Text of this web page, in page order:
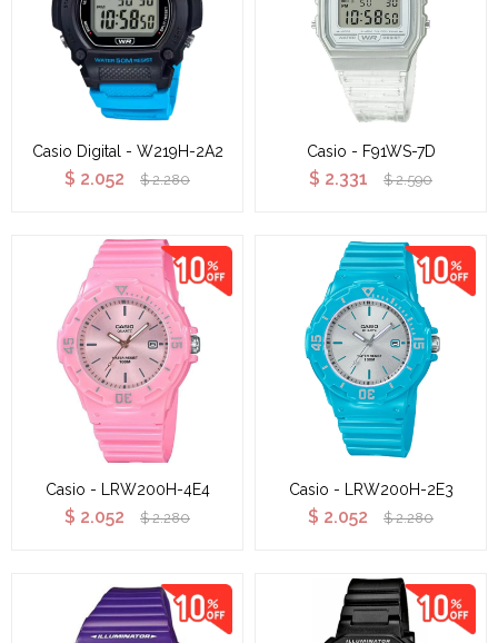
Casio Digital - W219H-2A2
$ 2.052 $ 2.280
Casio - F91WS-7D
$ 2.331 $ 2.590
Casio - LRW200H-4E4
$ 2.052 $ 2.280
Casio - LRW200H-2E3
$ 2.052 $ 2.280